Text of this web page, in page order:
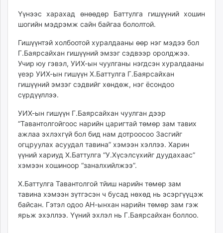
shudarga.mn
shuurhai.mn
unuudur.mn
isee.mn
mglradio.com
fact.mn
itoim.mn
shuum.mn
times.mn
mass.mn
unegui.mn
tac.mn
paparazzi.mn
Үүнээс харахад өнөөдөр Баттулга гишүүний хошин
шогийн мэдрэмж сайн байгаа бололтой.
Гишүүнтэй холбоотой хуралдааны өөр нэг мэдээ бол
Г.Баярсайхан гишүүний эмзэг сэдвээр оролджээ.
Учир юу гэвэл, УИХ-ын чуулганы нэгдсэн хуралдааны
үеэр УИХ-ын гишүүн Х.Баттулга Г.Баярсайхан
гишүүний эмзэг сэдвийг хөндөж, нэг ёсондоо
сүрдүүллээ.
УИХ-ын гишүүн Г.Баярсайхан чуулган дээр
“Тавантолгойгоос нарийн царигтай төмөр зам тавих
ажлаа эхлэхгүй бол бид нам дотроосоо Засгийг
огцруулах асуудал тавина” хэмээн хэллээ. Харин
үүний хариуд Х.Баттулга “У.Хүсэлсүхийг дуудахаас”
хэмээн хошиноор “заналхийлжээ”.
Х.Баттулга Тавантолгой тйиш нарийн төмөр зам
тавина хэмээн зүтгэсэн ч бусад нөхөд нь эсэргүүцэж
байсан. Гэтэл одоо АН-ынхан нарийн төмөр зам гэж
ярьж эхэллээ. Үүний эхлэл нь Г.Баярсайхан боллоо.